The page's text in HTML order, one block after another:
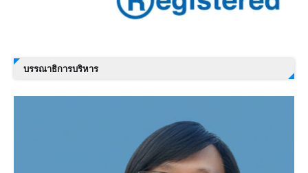
บรรณาธิการบริหาร